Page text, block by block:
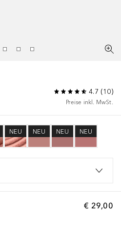
4.7 (10)
Preise inkl. MwSt.
NEU NEU NEU NEU
€ 29,00